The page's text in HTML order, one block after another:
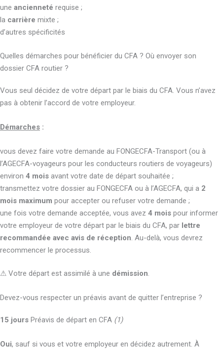
une ancienneté requise ;
la carrière mixte ;
d’autres spécificités
Quelles démarches pour bénéficier du CFA ? Où envoyer son
dossier CFA routier ?
Vous seul décidez de votre départ par le biais du CFA. Vous n’avez
pas à obtenir l’accord de votre employeur.
Démarches :
vous devez faire votre demande au FONGECFA-Transport (ou à
l’AGECFA-voyageurs pour les conducteurs routiers de voyageurs)
environ 4 mois avant votre date de départ souhaitée ;
transmettez votre dossier au FONGECFA ou à l’AGECFA, qui a 2
mois maximum pour accepter ou refuser votre demande ;
une fois votre demande acceptée, vous avez 4 mois pour informer
votre employeur de votre départ par le biais du CFA, par lettre
recommandée avec avis de réception . Au-delà, vous devrez
recommencer le processus.
⚠ Votre départ est assimilé à une démission.
Devez-vous respecter un préavis avant de quitter l’entreprise ?
15 jours Préavis de départ en CFA (1)
Oui, sauf si vous et votre employeur en décidez autrement. À